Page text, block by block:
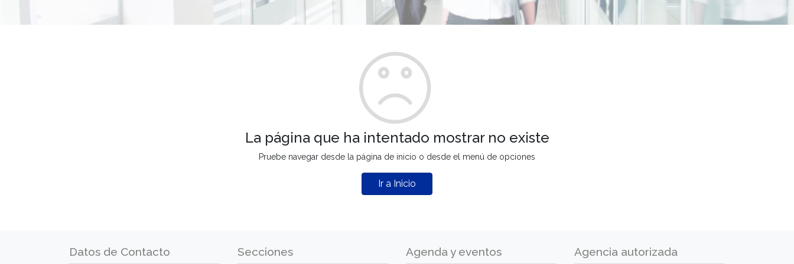
La página que ha intentado mostrar no existe
Pruebe navegar desde la página de inicio o desde el menú de opciones
Ir a Inicio
Datos de Contacto Secciones Agenda y eventos Agencia autorizada